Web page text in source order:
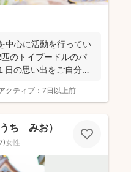
中心に活動を行ってい
のトイプードルのパ
の思い出をご自分自
クティブ： 7日以上前
ち みお）
)女性